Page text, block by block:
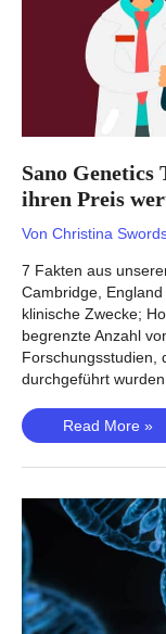
Sano Genetics
ihren Preis
Von Christina
7 Fakten aus
Cambridge,
klinische Zwecke;
begrenzte Anzahl
Forschungsstudien,
durchgeführt
Sano
Genetics
Test
Sind
die
kostenlosen
ihren
Preis
Read More »